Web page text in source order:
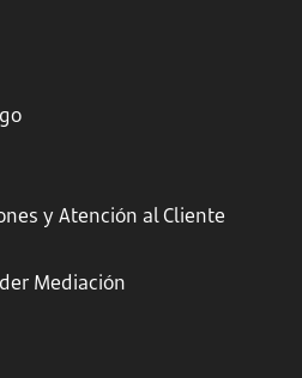
y Atención al Cliente
Mediación